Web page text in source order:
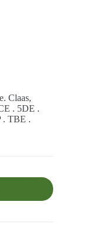
Claas,
. 5DE .
. TBE .